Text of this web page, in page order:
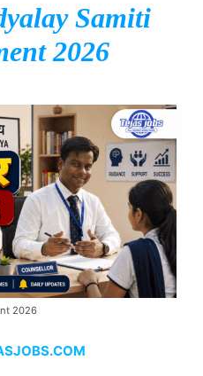
Samiti
2026
2026